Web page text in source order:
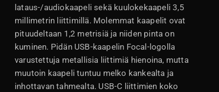
lataus-/audiokaapeli sekä kuulokekaapeli 3,5
millimetrin liittimillä. Molemmat kaapelit ovat
pituudeltaan 1,2 metrisiä ja niiden pinta on
kuminen. Pidän USB-kaapelin Focal-logolla
varustettuja metallisia liittimiä hienoina, mutta
muutoin kaapeli tuntuu melko kankealta ja
inhottavan tahmealta. USB-C liittimien koko